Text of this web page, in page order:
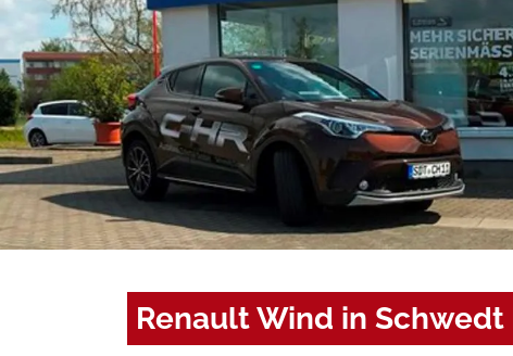
Renault Wind in